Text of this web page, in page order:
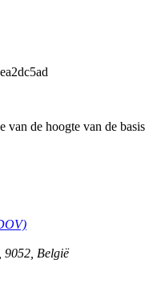
van de hoogte van de basis
9052 België